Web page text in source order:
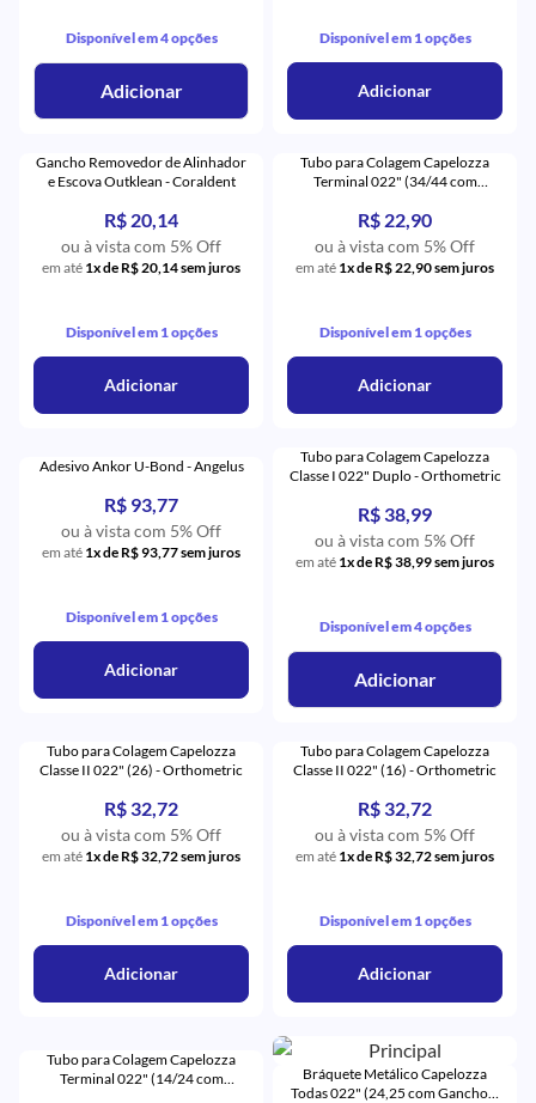
Disponível em 4 opções
Adicionar
Disponível em 1 opções
Adicionar
Gancho Removedor de Alinhador
e Escova Outklean - Coraldent
R$ 20,14
ou à vista com 5% Off
em até 1x de R$ 20,14 sem juros
Disponível em 1 opções
Adicionar
Tubo para Colagem Capelozza
Terminal 022" (34/44 com
R$ 22,90
ou à vista com 5% Off
em até 1x de R$ 22,90 sem juros
Disponível em 1 opções
Adicionar
Adesivo Ankor U-Bond - Angelus
R$ 93,77
ou à vista com 5% Off
em até 1x de R$ 93,77 sem juros
Disponível em 1 opções
Adicionar
Tubo para Colagem Capelozza
Classe I 022" Duplo - Orthometric
R$ 38,99
ou à vista com 5% Off
em até 1x de R$ 38,99 sem juros
Disponível em 4 opções
Adicionar
Tubo para Colagem Capelozza
Classe II 022" (26) - Orthometric
R$ 32,72
ou à vista com 5% Off
em até 1x de R$ 32,72 sem juros
Disponível em 1 opções
Adicionar
Tubo para Colagem Capelozza
Classe II 022" (16) - Orthometric
R$ 32,72
ou à vista com 5% Off
em até 1x de R$ 32,72 sem juros
Disponível em 1 opções
Adicionar
Tubo para Colagem Capelozza
Terminal 022" (14/24 com
Bráquete Metálico Capelozza
Todas 022" (24,25 com Gancho) -